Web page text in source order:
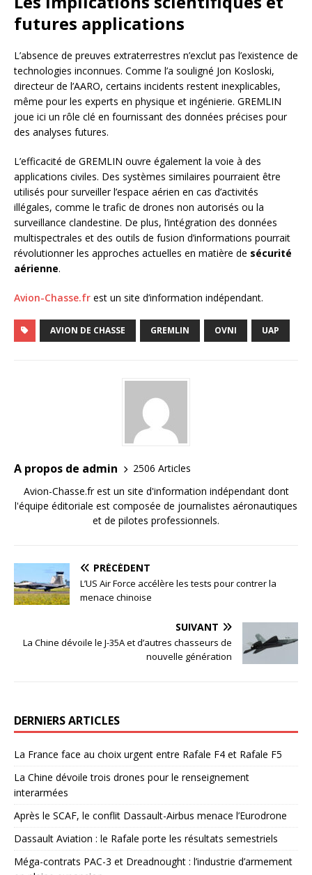
futures applications
L’absence de preuves extraterrestres n’exclut pas l’existence de
technologies inconnues. Comme l’a souligné Jon Kosloski,
directeur de l’AARO, certains incidents restent inexplicables,
même pour les experts en physique et ingénierie. GREMLIN
joue ici un rôle clé en fournissant des données précises pour
des analyses futures.
L’efficacité de GREMLIN ouvre également la voie à des
applications civiles. Des systèmes similaires pourraient être
utilisés pour surveiller l’espace aérien en cas d’activités
illégales, comme le trafic de drones non autorisés ou la
surveillance clandestine. De plus, l’intégration des données
multispectrales et des outils de fusion d’informations pourrait
révolutionner les approches actuelles en matière de sécurité
aérienne.
Avion-Chasse.fr est un site d’information indépendant.
AVION DE CHASSE GREMLIN OVNI UAP
A propos de admin
2506 Articles
Avion-Chasse.fr est un site d'information indépendant dont
l'équipe éditoriale est composée de journalistes aéronautiques
et de pilotes professionnels.
PRÉCÉDENT
L’US Air Force accélère les tests pour contrer la
menace chinoise
SUIVANT
La Chine dévoile le J-35A et d’autres chasseurs de
nouvelle génération
DERNIERS ARTICLES
La France face au choix urgent entre Rafale F4 et Rafale F5
La Chine dévoile trois drones pour le renseignement
interarmées
Après le SCAF, le conflit Dassault-Airbus menace l’Eurodrone
Dassault Aviation : le Rafale porte les résultats semestriels
Méga-contrats PAC-3 et Dreadnought : l’industrie d’armement